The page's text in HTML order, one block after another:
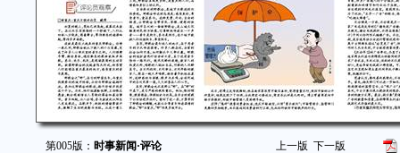
第005版： 时事新闻·评论 上一版 下一版